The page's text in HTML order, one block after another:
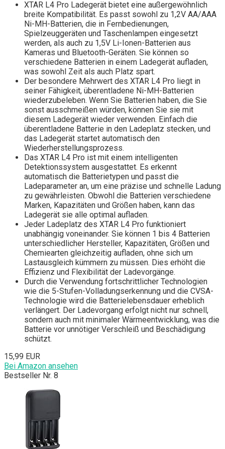
XTAR L4 Pro Ladegerät bietet eine außergewöhnlich
breite Kompatibilität. Es passt sowohl zu 1,2V AA/AAA
Ni-MH-Batterien, die in Fernbedienungen,
Spielzeuggeräten und Taschenlampen eingesetzt
werden, als auch zu 1,5V Li-Ionen-Batterien aus
Kameras und Bluetooth-Geräten. Sie können so
verschiedene Batterien in einem Ladegerät aufladen,
was sowohl Zeit als auch Platz spart.
Der besondere Mehrwert des XTAR L4 Pro liegt in
seiner Fähigkeit, überentladene Ni-MH-Batterien
wiederzubeleben. Wenn Sie Batterien haben, die Sie
sonst ausschmeißen würden, können Sie sie mit
diesem Ladegerät wieder verwenden. Einfach die
überentladene Batterie in den Ladeplatz stecken, und
das Ladegerät startet automatisch den
Wiederherstellungsprozess.
Das XTAR L4 Pro ist mit einem intelligenten
Detektionssystem ausgestattet. Es erkennt
automatisch die Batterietypen und passt die
Ladeparameter an, um eine präzise und schnelle Ladung
zu gewährleisten. Obwohl die Batterien verschiedene
Marken, Kapazitäten und Größen haben, kann das
Ladegerät sie alle optimal aufladen.
Jeder Ladeplatz des XTAR L4 Pro funktioniert
unabhängig voneinander. Sie können 1 bis 4 Batterien
unterschiedlicher Hersteller, Kapazitäten, Größen und
Chemiearten gleichzeitig aufladen, ohne sich um
Lastausgleich kümmern zu müssen. Dies erhöht die
Effizienz und Flexibilität der Ladevorgänge.
Durch die Verwendung fortschrittlicher Technologien
wie die 5-Stufen-Volladungserkennung und die CVSA-
Technologie wird die Batterielebensdauer erheblich
verlängert. Der Ladevorgang erfolgt nicht nur schnell,
sondern auch mit minimaler Wärmeentwicklung, was die
Batterie vor unnötiger Verschleiß und Beschädigung
schützt.
15,99 EUR
Bei Amazon ansehen
Bestseller Nr. 8